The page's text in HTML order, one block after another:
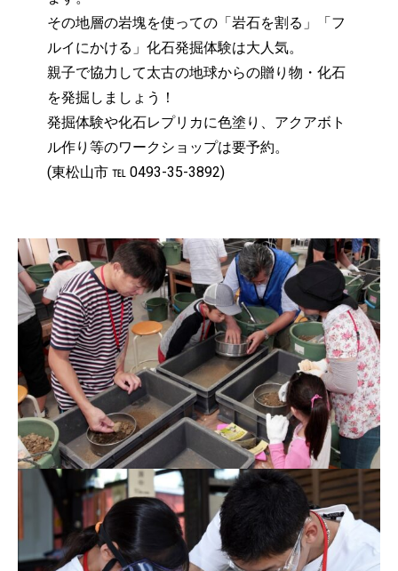
その地層の岩塊を使っての「岩石を割る」「フ
ルイにかける」化石発掘体験は大人気。
親子で協力して太古の地球からの贈り物・化石
を発掘しましょう！
発掘体験や化石レプリカに色塗り、アクアボト
ル作り等のワークショップは要予約。
(東松山市 ℡ 0493-35-3892)